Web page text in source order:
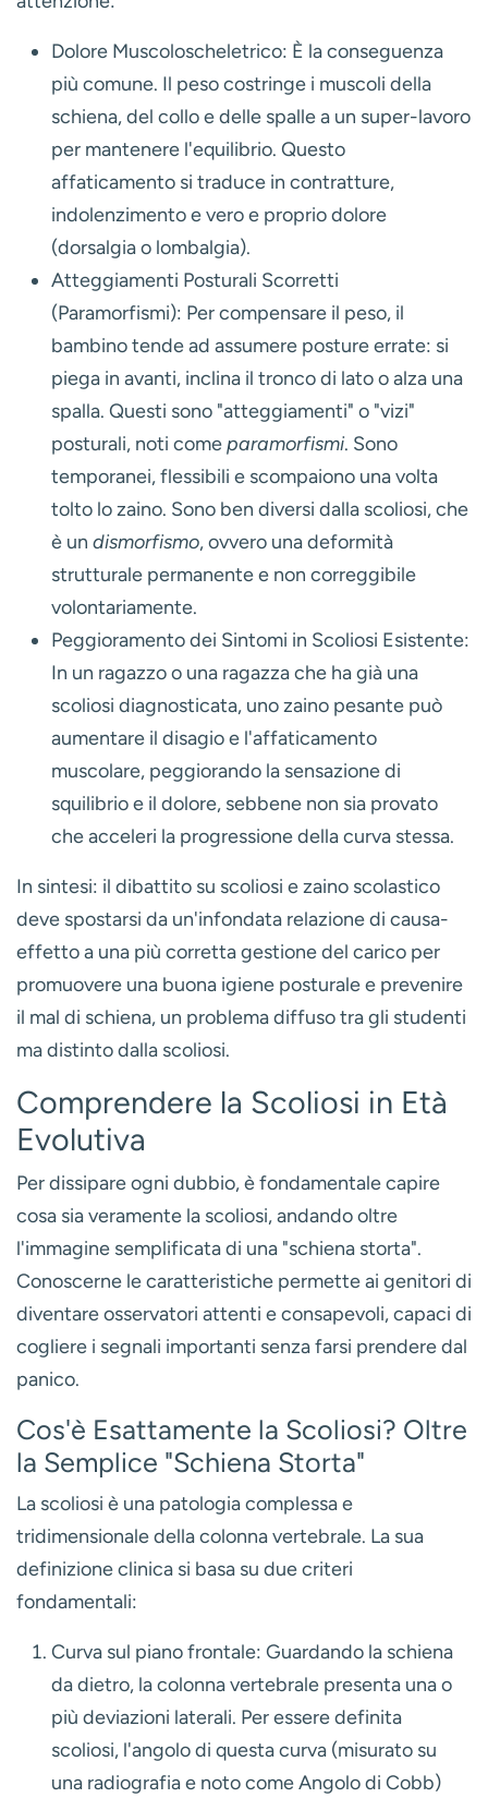
Dolore Muscoloscheletrico: È la conseguenza
più comune. Il peso costringe i muscoli della
schiena, del collo e delle spalle a un super-lavoro
per mantenere l'equilibrio. Questo
affaticamento si traduce in contratture,
indolenzimento e vero e proprio dolore
(dorsalgia o lombalgia).
Atteggiamenti Posturali Scorretti
(Paramorfismi): Per compensare il peso, il
bambino tende ad assumere posture errate: si
piega in avanti, inclina il tronco di lato o alza una
spalla. Questi sono "atteggiamenti" o "vizi"
posturali, noti comeparamorfismi. Sono
temporanei, flessibili e scompaiono una volta
tolto lo zaino. Sono ben diversi dalla scoliosi, che
è un dismorfismo, ovvero una deformità
strutturale permanente e non correggibile
volontariamente.
Peggioramento dei Sintomi in Scoliosi Esistente:
In un ragazzo o una ragazza che ha già una
scoliosi diagnosticata, uno zaino pesante può
aumentare il disagio e l'affaticamento
muscolare, peggiorando la sensazione di
squilibrio e il dolore, sebbene non sia provato
che acceleri la progressione della curva stessa.
In sintesi: il dibattito su scoliosi e zaino scolastico
deve spostarsi da un'infondata relazione di causa-
effetto a una più corretta gestione del carico per
promuovere una buona igiene posturale e prevenire
il mal di schiena, un problema diffuso tra gli studenti
ma distinto dalla scoliosi.
Comprendere la Scoliosi in Età
Evolutiva
Per dissipare ogni dubbio, è fondamentale capire
cosa sia veramente la scoliosi, andando oltre
l'immagine semplificata di una "schiena storta".
Conoscerne le caratteristiche permette ai genitori di
diventare osservatori attenti e consapevoli, capaci di
cogliere i segnali importanti senza farsi prendere dal
panico.
Cos'è Esattamente la Scoliosi? Oltre
la Semplice "Schiena Storta"
La scoliosi è una patologia complessa e
tridimensionale della colonna vertebrale. La sua
definizione clinica si basa su due criteri
fondamentali:
Curva sul piano frontale: Guardando la schiena
da dietro, la colonna vertebrale presenta una o
più deviazioni laterali. Per essere definita
scoliosi, l'angolo di questa curva (misurato su
una radiografia e noto comeAngolo di Cobb)